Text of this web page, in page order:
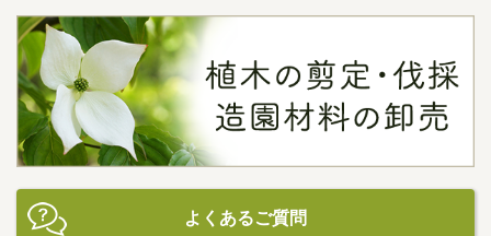
よくあるご質問